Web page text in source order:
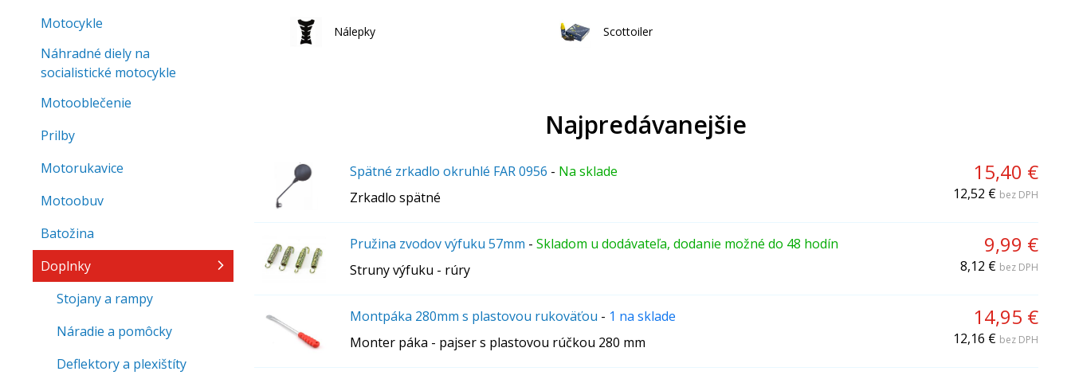
Nálepky Scottoiler
Najpredávanejšie
Spätné zrkadlo okruhlé FAR 0956 - Na sklade
Zrkadlo spätné
15,40 €
12,52 € bez DPH
Pružina zvodov výfuku 57mm - Skladom u dodávateľa, dodanie možné do 48 hodín
Struny výfuku - rúry
9,99 €
8,12 € bez DPH
Montpáka 280mm s plastovou rukoväťou - 1 na sklade
Monter páka - pajser s plastovou rúčkou 280 mm
14,95 €
12,16 € bez DPH
Motocykle
Náhradné diely na
socialistické motocykle
Motooblečenie
Prilby
Motorukavice
Motoobuv
Batožina
Doplnky
Stojany a rampy
Náradie a pomôcky
Deflektory a plexištíty